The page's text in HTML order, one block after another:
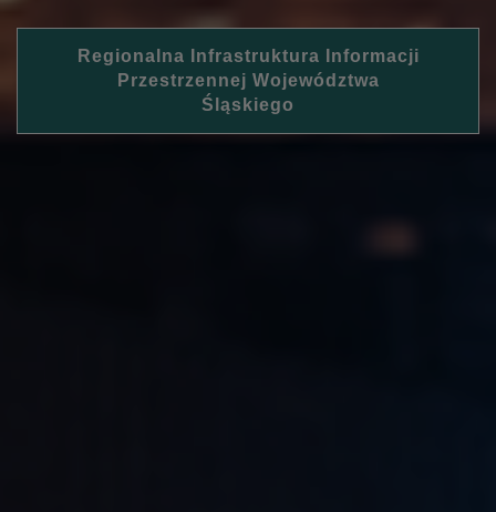
Regionalna Infrastruktura Informacji
Przestrzennej Województwa
Śląskiego